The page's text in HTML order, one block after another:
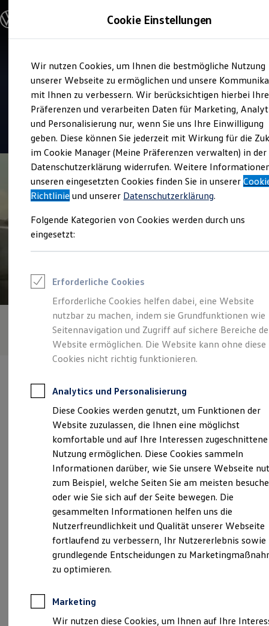
Hauptinhalt
springen
Footer
springen
Modelle & Konfigurator
Nutzfahrzeugkategorien entdecken
Modelle konfigurieren
Vorgängermodelle und Oldtimer
Vorgängermodelle
Oldtimer
Bulli Historie
Branchenlösungen & Gewerbekunden
Umbaulösungen und Hersteller finden
Auf- und Umbauten entdecken & konfigurieren
Groß- und Sonderkunden
Großkunden
Kommunen & Behörden
Journalisten
Sportvereine
Branchenlösungen
Gewerbliche Personenbeförderung
Service & mobile Werkstätten
Kühlfahrzeuge
ONE Business ID Vorteile
Fahrzeugsuche & Marktplatz
Fahrzeugsuche
Fahrzeuge online kaufen
Digitaler Marktplatz
Kauf & Finanzierung
Online-Fahrzeugbewertung
Aktionen & Angebote
Für Gewerbekunden
Profi Paket
TopDeal
Gebrauchtwagen
ProfiPartner für Gebrauchtwagen
Zertifizierte Gebrauchtwagen
Finanzierung
Für Privatkunden
Für Gewerbekunden
Leasing
Für Privatkunden
Für Gewerbekunden
Versicherungen & Garantien
Garantien
Kfz-Versicherung für Nutzfahrzeuge
Restschuldversicherung
Wartungsverträge
Besitzer & Service
Sommer-Special
Reparatur, Pflege & Inspektion
Servicetermin anfragen
Verkauf und Service
Volkswagen Nutzfahrzeuge
Frankfurt
4.5|49 Bewertungen
Verantwortlich für die Inhalte auf dieser Seite ist die Volkswagen
Automobile Frankfurt GmbH (Impressum & Rechtliches)
Mainzer Landstraße 406, 60326 Frankfurt
info@volkswagen-frankfurt.de
+49 69 8700162000
Montag-Freitag 07:00 -19:00 Uhr
Samstag
09:00-14:00 Uhr
Cookie Einstellungen
Wir nutzen Cookies, um Ihnen die bestmögliche Nutzung
unserer Webseite zu ermöglichen und unsere
mit Ihnen zu verbessern. Wir berücksichtigen hierbei Ihre
Präferenzen und verarbeiten Daten für Marketing,
und Personalisierung nur, wenn Sie uns Ihre Einwilligung
geben. Diese können Sie jederzeit mit Wirkung für die
im Cookie Manager (Meine Präferenzen verwalten) in der
Datenschutzerklärung widerrufen. Weitere
unseren eingesetzten Cookies finden Sie in unserer
Richtlinie und unserer Datenschutzerklärung.
Folgende Kategorien von Cookies werden durch uns
eingesetzt:
Erforderliche Cookies
Erforderliche Cookies helfen dabei, eine Website
nutzbar zu machen, indem sie Grundfunktionen wie
Seitennavigation und Zugriff auf sichere Bereiche
Website ermöglichen. Die Website kann ohne diese
Cookies nicht richtig funktionieren.
Analytics und Personalisierung
Diese Cookies werden genutzt, um Funktionen der
Website zuzulassen, die Ihnen eine möglichst
komfortable und auf Ihre Interessen zugeschnittene
Nutzung ermöglichen. Diese Cookies sammeln
Informationen darüber, wie Sie unsere Webseite
zum Beispiel, welche Seiten Sie am meisten
oder wie Sie sich auf der Seite bewegen. Die
gesammelten Informationen helfen uns die
Nutzerfreundlichkeit und Qualität unserer Webseite
fortlaufend zu verbessern, Ihr Nutzererlebnis sowie
grundlegende Entscheidungen zu
zu optimieren.
Marketing
Wir nutzen diese Cookies, um Ihnen auf Ihre